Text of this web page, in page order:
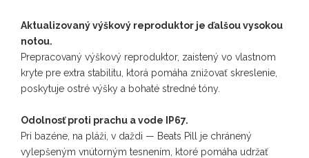
Aktualizovaný výškový reproduktor je ďalšou vysokou
notou.
Prepracovaný výškový reproduktor, zaistený vo vlastnom
kryte pre extra stabilitu, ktorá pomáha znižovať skreslenie,
poskytuje ostré výšky a bohaté stredné tóny.
Odolnosť proti prachu a vode IP67.
Pri bazéne, na pláži, v daždi — Beats Pill je chránený
vylepšeným vnútorným tesnením, ktoré pomáha udržať